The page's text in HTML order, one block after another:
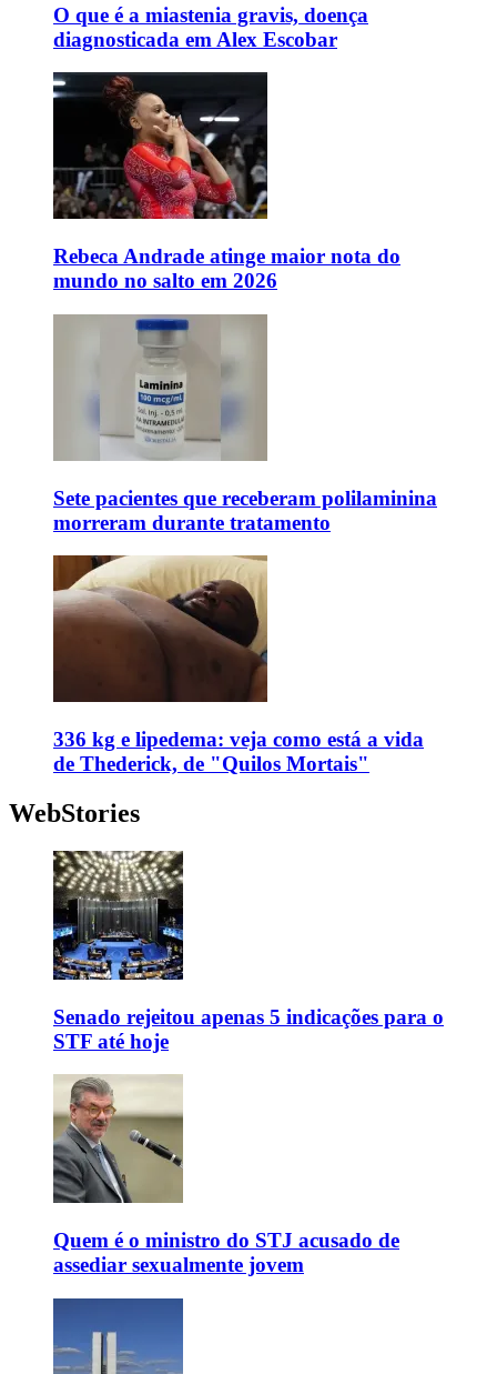
O que é a miastenia gravis, doença
diagnosticada em Alex Escobar
Rebeca Andrade atinge maior nota do
mundo no salto em 2026
Sete pacientes que receberam polilaminina
morreram durante tratamento
336 kg e lipedema: veja como está a vida
de Thederick, de "Quilos Mortais"
WebStories
Senado rejeitou apenas 5 indicações para o
STF até hoje
Quem é o ministro do STJ acusado de
assediar sexualmente jovem